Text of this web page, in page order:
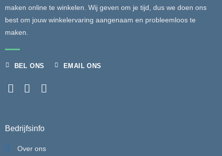
maken online te winkelen. Wij geven om je tijd, dus we doen ons
best om jouw winkelervaring aangenaam en probleemloos te
maken.
BEL ONS EMAIL ONS
Bedrijfsinfo
Over ons